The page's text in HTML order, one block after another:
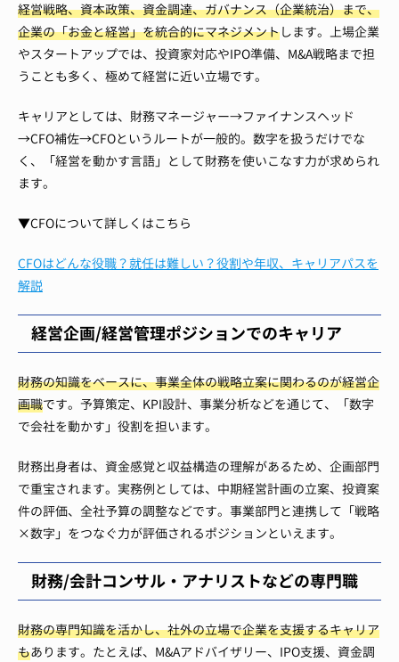
経営戦略、資本政策、資金調達、ガバナンス（企業統治）まで、
企業の「お金と経営」を統合的にマネジメントします。上場企業
やスタートアップでは、投資家対応やIPO準備、M&A戦略まで担
うことも多く、極めて経営に近い立場です。
キャリアとしては、財務マネージャー→ファイナンスヘッド
→CFO補佐→CFOというルートが一般的。数字を扱うだけでな
く、「経営を動かす言語」として財務を使いこなす力が求められ
ます。
▼CFOについて詳しくはこちら
CFOはどんな役職？就任は難しい？役割や年収、キャリアパスを
解説
経営企画/経営管理ポジションでのキャリア
財務の知識をベースに、事業全体の戦略立案に関わるのが経営企
画職です。予算策定、KPI設計、事業分析などを通じて、「数字
で会社を動かす」役割を担います。
財務出身者は、資金感覚と収益構造の理解があるため、企画部門
で重宝されます。実務例としては、中期経営計画の立案、投資案
件の評価、全社予算の調整などです。事業部門と連携して「戦略
×数字」をつなぐ力が評価されるポジションといえます。
財務/会計コンサル・アナリストなどの専門職
財務の専門知識を活かし、社外の立場で企業を支援するキャリア
もあります。たとえば、M&Aアドバイザリー、IPO支援、資金調